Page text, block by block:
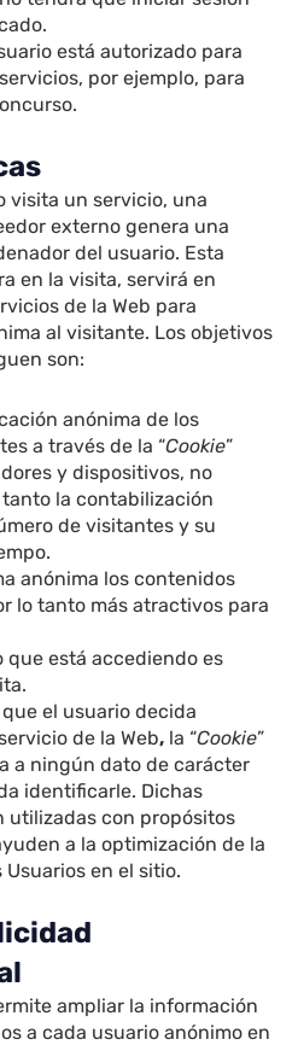
está autorizado para
por ejemplo, para
visita un servicio, una
externo genera una
del usuario. Esta
en la visita, servirá en
de la Web para
al visitante. Los objetivos
son:
anónima de los
a través de la “Cookie”
y dispositivos, no
la contabilización
de visitantes y su
anónima los contenidos
lo tanto más atractivos para
que está accediendo es
el usuario decida
de la Web,la “Cookie”
a ningún dato de carácter
identificarle. Dichas
utilizadas con propósitos
a la optimización de la
en el sitio.
ampliar la información
a cada usuario anónimo en